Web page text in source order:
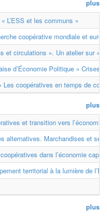
plus
L’ESS et les communs »
coopérative mondiale et
et circulations ». Un atelier sur «
d’Économie Politique « Crises
coopératives en temps de
plus
et transition vers
alternatives. Marchandises et
dans l’économie
territorial à la lumière de
plus